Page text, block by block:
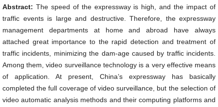
Abstract: The speed of the expressway is high, and the impact of
traffic events is large and destructive. Therefore, the expressway
management departments at home and abroad have always
attached great importance to the rapid detection and treatment of
traffic incidents, minimizing the dam-age caused by traffic incidents.
Among them, video surveillance technology is a very effective means
of application. At present, China’s expressway has basically
completed the full coverage of video surveillance, but the selection of
video automatic analysis methods and their computing platforms and